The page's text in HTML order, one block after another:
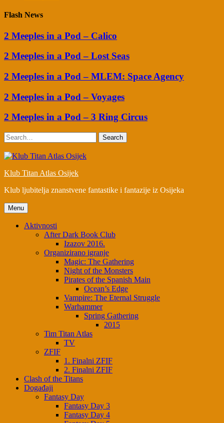
Flash News
2 Meeples in a Pod – Calico
2 Meeples in a Pod – Lost Seas
2 Meeples in a Pod – MLEM: Space Agency
2 Meeples in a Pod – Voyages
2 Meeples in a Pod – 3 Ring Circus
Search
Klub Titan Atlas Osijek
Klub ljubitelja znanstvene fantastike i fantazije iz Osijeka
Menu
Aktivnosti
After Dark Book Club
Izazov 2016.
Organizirano igranje
Magic: The Gathering
Night of the Monsters
Pirates of the Spanish Main
Ocean’s Edge
Vampire: The Eternal Struggle
Warhammer
Spring Gathering
2015
Tim Titan Atlas
TV
ZFIF
1. Finalni ZFIF
2. Finalni ZFIF
Clash of the Titans
Događaji
Fantasy Day
Fantasy Day 3
Fantasy Day 4